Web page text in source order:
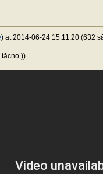
) at 2014-06-24 15:11:20 (632
))